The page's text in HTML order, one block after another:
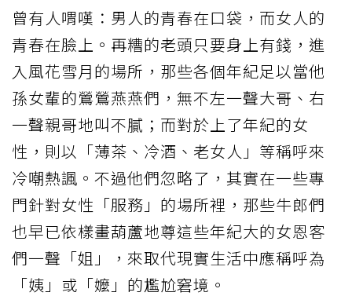
曾有人喟嘆：男人的青春在口袋，而女人的
青春在臉上。再糟的老頭只要身上有錢，進
入風花雪月的場所，那些各個年紀足以當他
孫女輩的鶯鶯燕燕們，無不左一聲大哥、右
一聲親哥地叫不膩；而對於上了年紀的女
性，則以「薄茶、冷酒、老女人」等稱呼來
冷嘲熱諷。不過他們忽略了，其實在一些專
門針對女性「服務」的場所裡，那些牛郎們
也早已依樣畫葫蘆地尊這些年紀大的女恩客
們一聲「姐」，來取代現實生活中應稱呼為
「姨」或「嬤」的尷尬窘境。